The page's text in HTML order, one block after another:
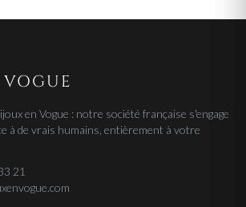
en Vogue : notre société française s'engage
à de vrais humains, entièrement à votre
21